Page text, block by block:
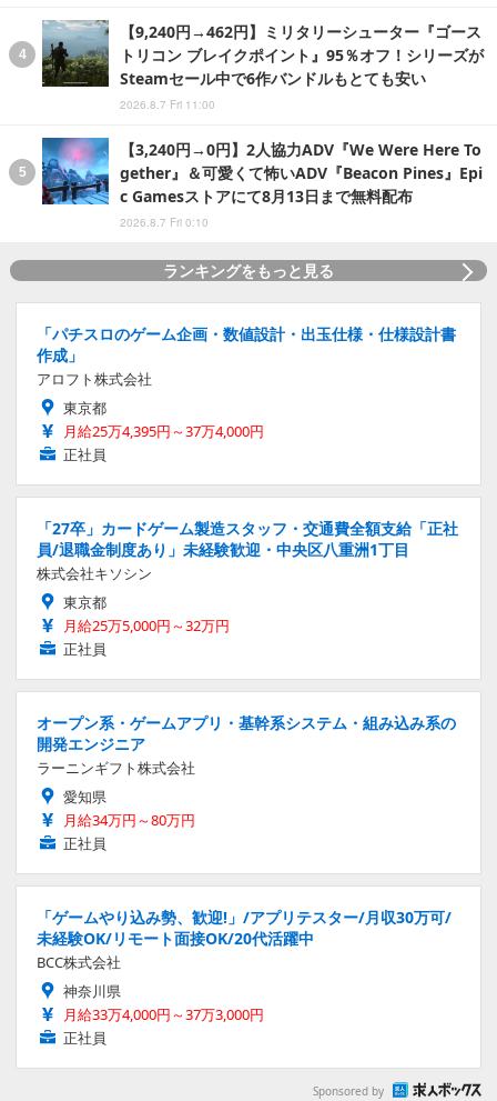
【9,240円→462円】ミリタリーシューター『ゴース
トリコン ブレイクポイント』95％オフ！シリーズが
Steamセール中で6作バンドルもとても安い
2026.8.7 Fri 11:00
【3,240円→0円】2人協力ADV『We Were Here To
gether』＆可愛くて怖いADV『Beacon Pines』Epi
c Gamesストアにて8月13日まで無料配布
2026.8.7 Fri 0:10
ランキングをもっと見る
「パチスロのゲーム企画・数値設計・出玉仕様・仕様設計書
作成」
アロフト株式会社
東京都
月給25万4,395円～37万4,000円
正社員
「27卒」カードゲーム製造スタッフ・交通費全額支給「正社
員/退職金制度あり」未経験歓迎・中央区八重洲1丁目
株式会社キソシン
東京都
月給25万5,000円～32万円
正社員
オープン系・ゲームアプリ・基幹系システム・組み込み系の
開発エンジニア
ラーニンギフト株式会社
愛知県
月給34万円～80万円
正社員
「ゲームやり込み勢、歓迎!」/アプリテスター/月収30万可/
未経験OK/リモート面接OK/20代活躍中
BCC株式会社
神奈川県
月給33万4,000円～37万3,000円
正社員
Sponsored by